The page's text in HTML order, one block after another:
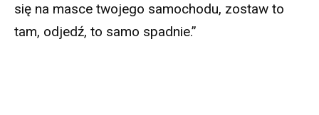
się na masce twojego samochodu, zostaw to
tam, odjedź, to samo spadnie.”